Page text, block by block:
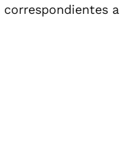
correspondientes a